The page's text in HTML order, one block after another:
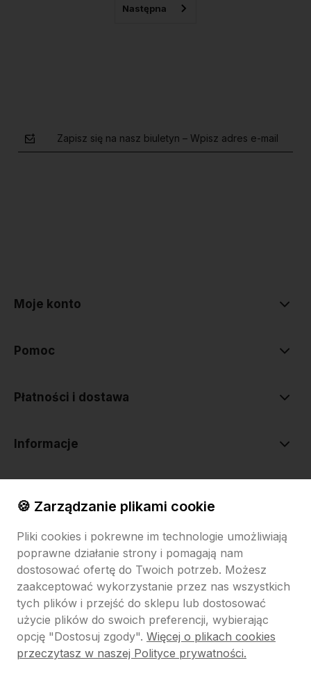
Pokaż filtry
Zapisz się na nasz biuletyn – Wpisz adres e-mail
Moje konto
Pomoc
Płatności i dostawa
Informacje
Sklep internetowy Shoper.pl Szablon Shoper Modern 3.0™
GrowCommerce
🍪 Zarządzanie plikami cookie
Pliki cookies i pokrewne im technologie umożliwiają
poprawne działanie strony i pomagają nam
dostosować ofertę do Twoich potrzeb. Możesz
zaakceptować wykorzystanie przez nas wszystkich
tych plików i przejść do sklepu lub dostosować
użycie plików do swoich preferencji, wybierając
opcję "Dostosuj zgody". Więcej o plikach cookies
przeczytasz w naszej Polityce prywatności.